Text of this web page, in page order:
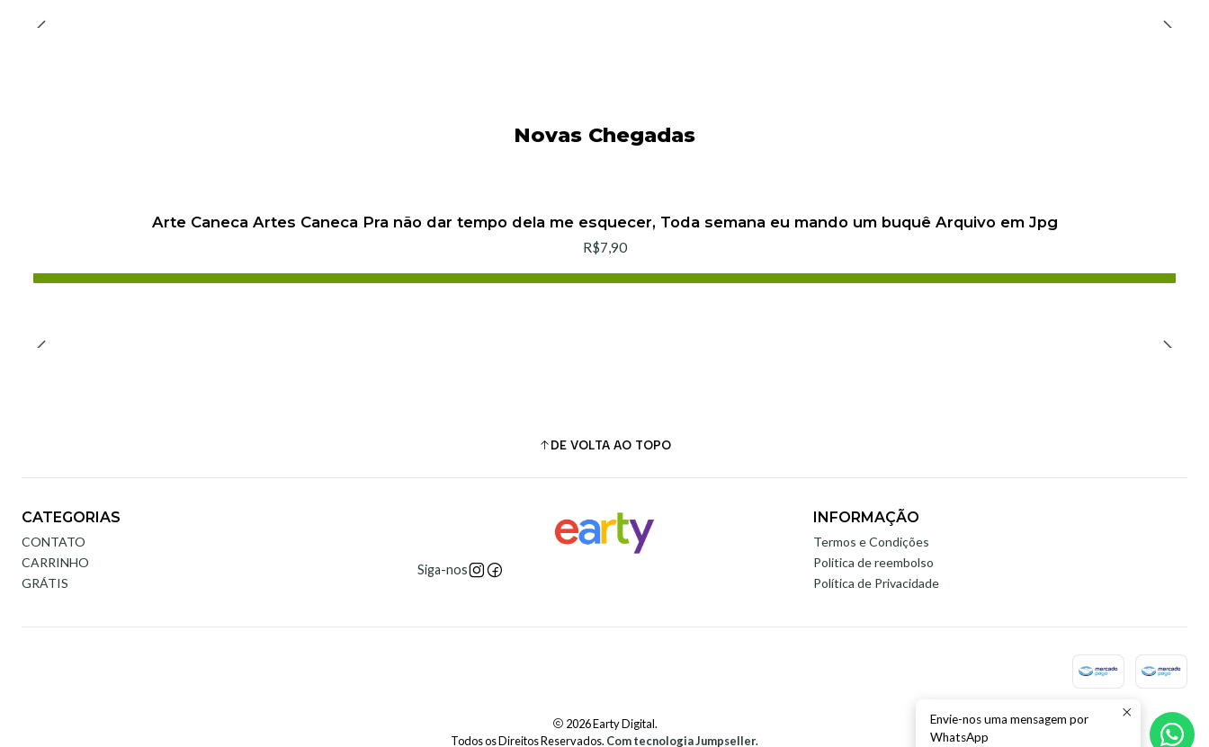
Novas Chegadas
Arte Caneca Artes Caneca Pra não dar tempo dela me esquecer, Toda semana eu mando um buquê Arquivo em Jpg
R$7,90
DE VOLTA AO TOPO
CATEGORIAS
CONTATO
CARRINHO
GRÁTIS
Siga-nos
INFORMAÇÃO
Termos e Condições
Politica de reembolso
Política de Privacidade
2026 Earty Digital.
Todos os Direitos Reservados. Com tecnologia Jumpseller.
Envie-nos uma mensagem por
WhatsApp